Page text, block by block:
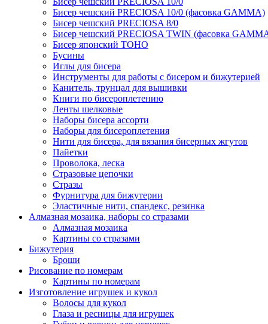
Бисер чешский PRECIOSA 10/0 (фасовка GAMMA)
Бисер чешский PRECIOSA 8/0
Бисер чешский PRECIOSA TWIN (фасовка
Бисер японский TOHO
Бусины
Иглы для бисера
Инструменты для работы с бисером и бижутерией
Канитель, трунцал для вышивки
Книги по бисероплетению
Ленты шелковые
Наборы бисера ассорти
Наборы для бисероплетения
Нити для бисера, для вязания бисерных жгутов
Пайетки
Проволока, леска
Стразовые цепочки
Стразы
Фурнитура для бижутерии
Эластичные нити, спандекс, резинка
Алмазная мозаика, наборы со стразами
Алмазная мозаика
Картины co стразами
Бижутерия
Броши
Рисование по номерам
Картины по номерам
Изготовление игрушек и кукол
Волосы для кукол
Глаза и ресницы для игрушек